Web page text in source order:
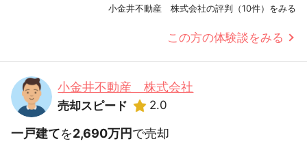
小金井不動産 株式会社の評判（10件）をみる
この方の体験談をみる
小金井不動産 株式会社
売却スピード 2.0
一戸建てを2,690万円で売却